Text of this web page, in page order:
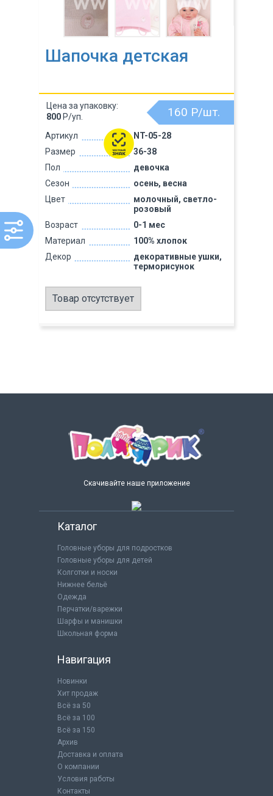
Шапочка детская
Артикул
NT-05-28
Размер
36-38
Пол
девочка
Сезон
осень, весна
Цвет
молочный, светло-
розовый
Возраст
0-1 мес
Материал
100% хлопок
Декор
декоративные ушки,
терморисунок
160 Р/шт.
Цена за упаковку:
800 Р/уп.
Товар отсутствует
Скачивайте наше приложение
Каталог
Головные уборы для подростков
Головные уборы для детей
Колготки и носки
Нижнее бельё
Одежда
Перчатки/варежки
Шарфы и манишки
Школьная форма
Навигация
Новинки
Хит продаж
Всё за 50
Всё за 100
Всё за 150
Архив
Доставка и оплата
О компании
Условия работы
Контакты